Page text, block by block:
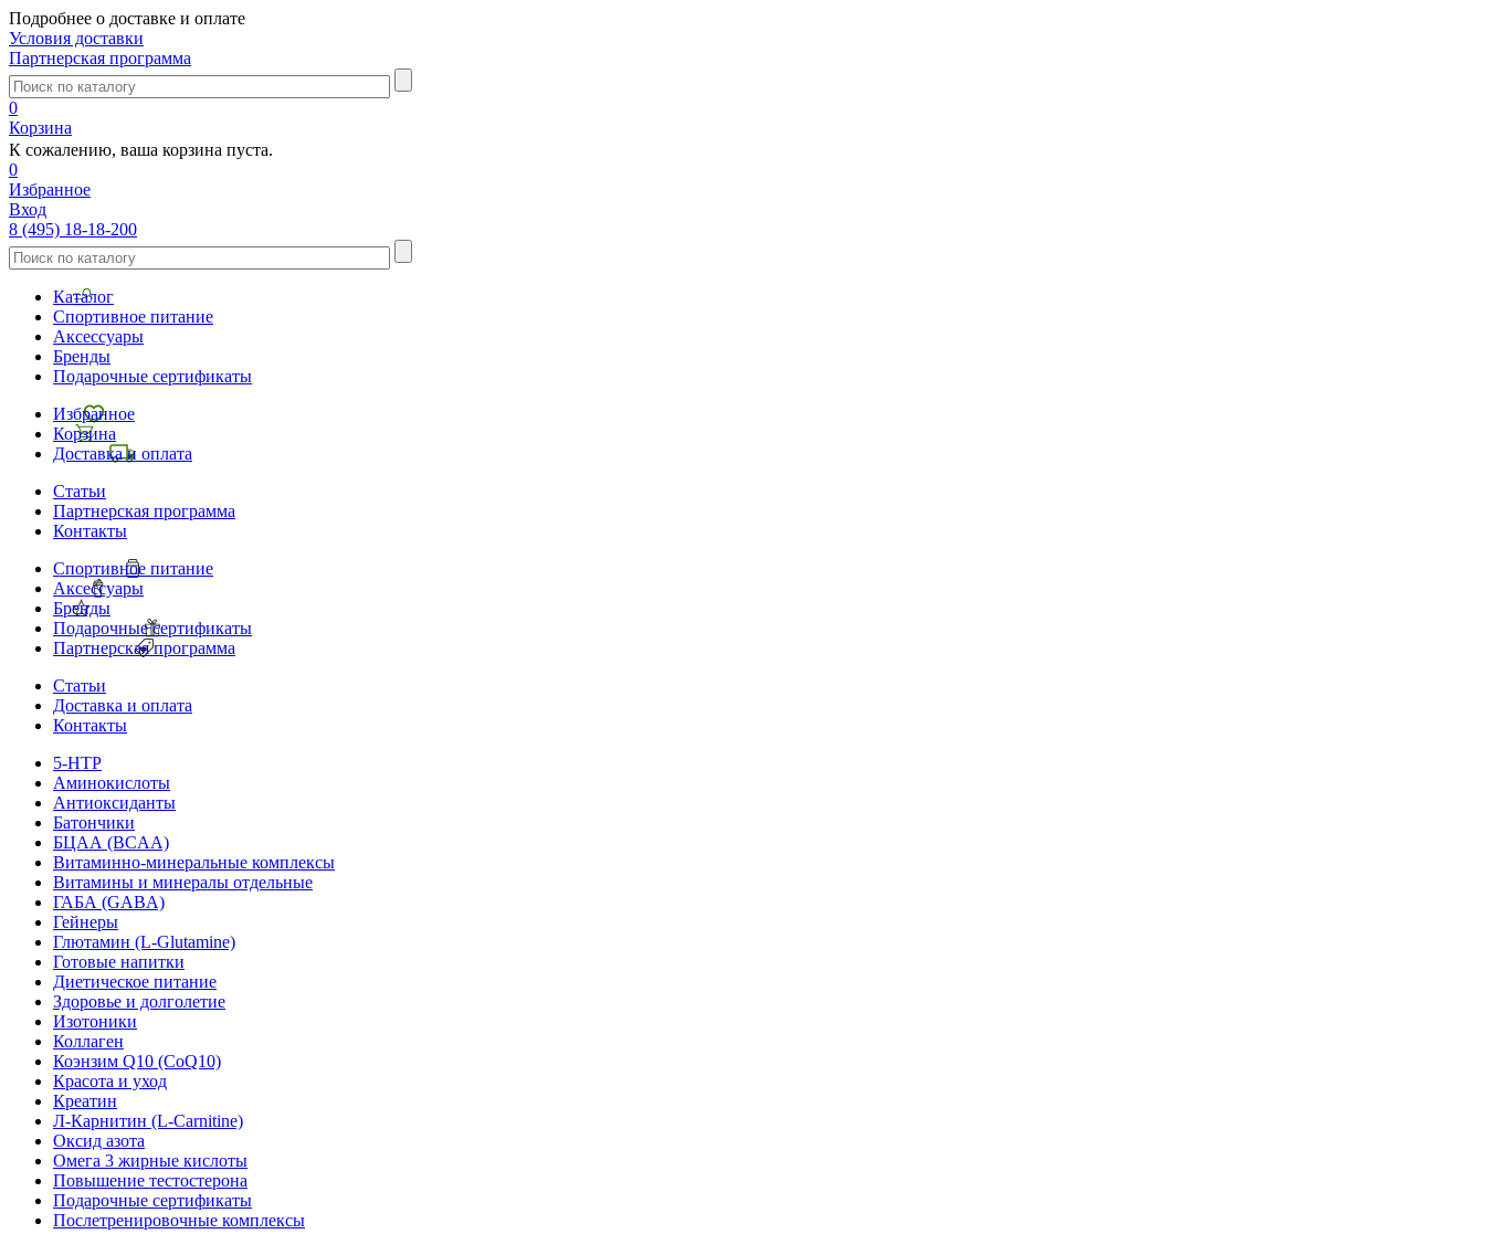
Подробнее о доставке и оплате
Условия доставки
Партнерская программа
0
Корзина
К сожалению, ваша корзина пуста.
0
Избранное
Вход
8 (495) 18-18-200
Каталог
Спортивное питание
Аксессуары
Бренды
Подарочные сертификаты
Избранное
Корзина
Доставка и оплата
Статьи
Партнерская программа
Контакты
Спортивное питание
Аксессуары
Бренды
Подарочные сертификаты
Партнерская программа
Статьи
Доставка и оплата
Контакты
5-HTP
Аминокислоты
Антиоксиданты
Батончики
БЦАА (BCAA)
Витаминно-минеральные комплексы
Витамины и минералы отдельные
ГАБА (GABA)
Гейнеры
Глютамин (L-Glutamine)
Готовые напитки
Диетическое питание
Здоровье и долголетие
Изотоники
Коллаген
Коэнзим Q10 (CoQ10)
Красота и уход
Креатин
Л-Карнитин (L-Сarnitine)
Оксид азота
Омега 3 жирные кислоты
Повышение тестостерона
Подарочные сертификаты
Послетренировочные комплексы